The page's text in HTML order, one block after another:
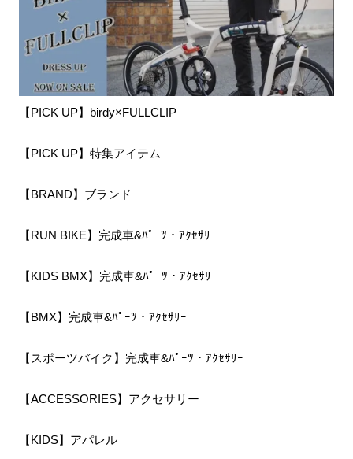
【PICK UP】birdy×FULLCLIP
【PICK UP】特集アイテム
【BRAND】ブランド
【RUN BIKE】完成車&ﾊﾟｰﾂ・ｱｸｾｻﾘｰ
【KIDS BMX】完成車&ﾊﾟｰﾂ・ｱｸｾｻﾘｰ
【BMX】完成車&ﾊﾟｰﾂ・ｱｸｾｻﾘｰ
【スポーツバイク】完成車&ﾊﾟｰﾂ・ｱｸｾｻﾘｰ
【ACCESSORIES】アクセサリー
【KIDS】アパレル